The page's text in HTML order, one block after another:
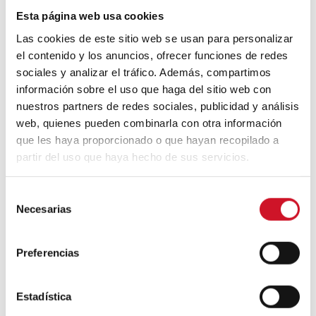
Esta página web usa cookies
Las cookies de este sitio web se usan para personalizar
el contenido y los anuncios, ofrecer funciones de redes
sociales y analizar el tráfico. Además, compartimos
información sobre el uso que haga del sitio web con
nuestros partners de redes sociales, publicidad y análisis
web, quienes pueden combinarla con otra información
que les haya proporcionado o que hayan recopilado a
partir del uso que haya hecho de sus servicios.
Necesarias
Preferencias
Estadística
siempre apoyada por un buen diseño.
Y un buen diseño no es únicamente la
parte estética, sino también pensar en su
contexto de uso, en qué debe resolver y
cómo lo debe resolver para que sea una
experiencia realmente positiva para quien
lo use, lo instale o lo gestione.